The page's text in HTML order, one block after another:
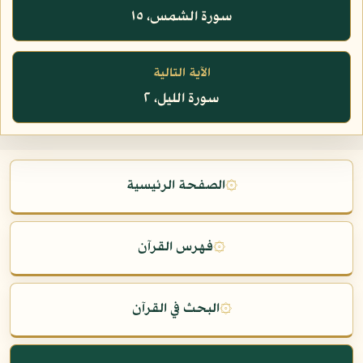
سورة الشمس، ١٥
الآية التالية
سورة الليل، ٢
۞الصفحة الرئيسية
۞فهرس القرآن
۞البحث في القرآن